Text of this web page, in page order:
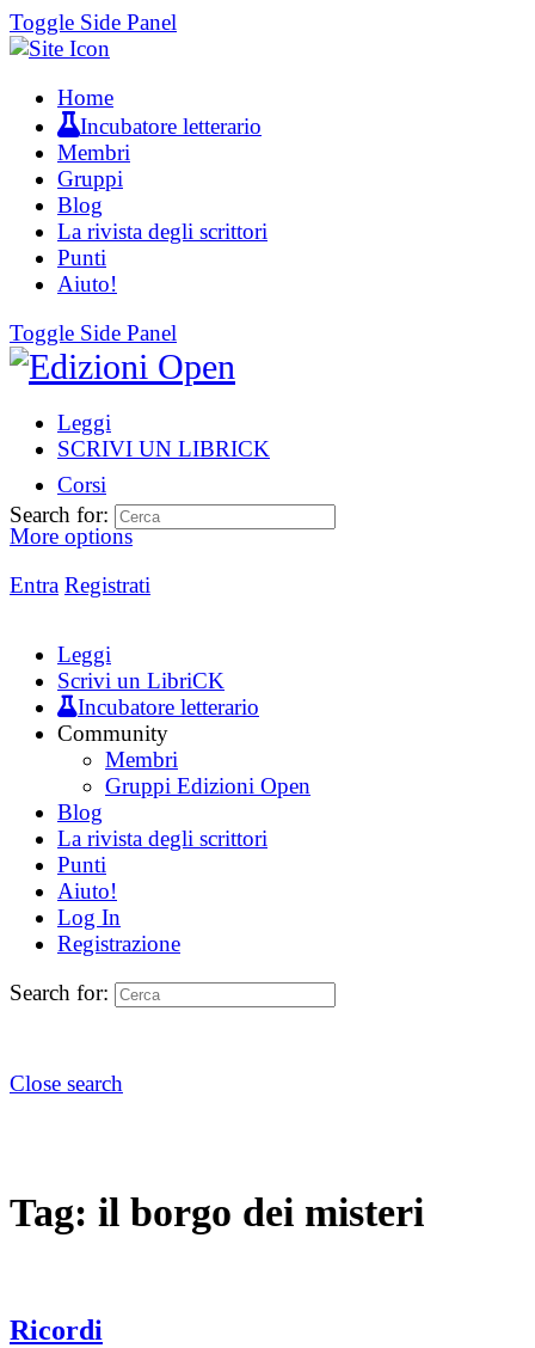
Toggle Side Panel
Home
Incubatore letterario
Membri
Gruppi
Blog
La rivista degli scrittori
Punti
Aiuto!
Toggle Side Panel
Leggi
SCRIVI UN LIBRICK
Corsi
More options
Entra Registrati
Search for:
Leggi
Scrivi un LibriCK
Incubatore letterario
Community
Membri
Gruppi Edizioni Open
Blog
La rivista degli scrittori
Punti
Aiuto!
Log In
Registrazione
Search for:
Close search
Tag: il borgo dei misteri
Ricordi